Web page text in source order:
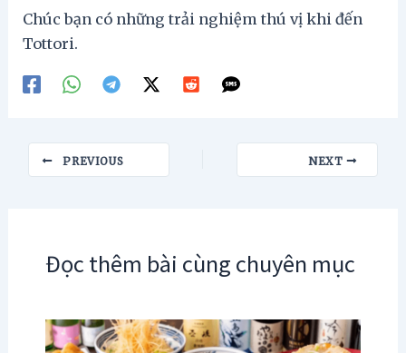
Chúc bạn có những trải nghiệm thú vị khi đến
Tottori.
navigation
PREVIOUS NEXT
Đọc thêm bài cùng chuyên mục